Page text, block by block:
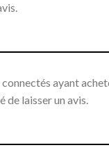
connectés ayant
de laisser un avis.